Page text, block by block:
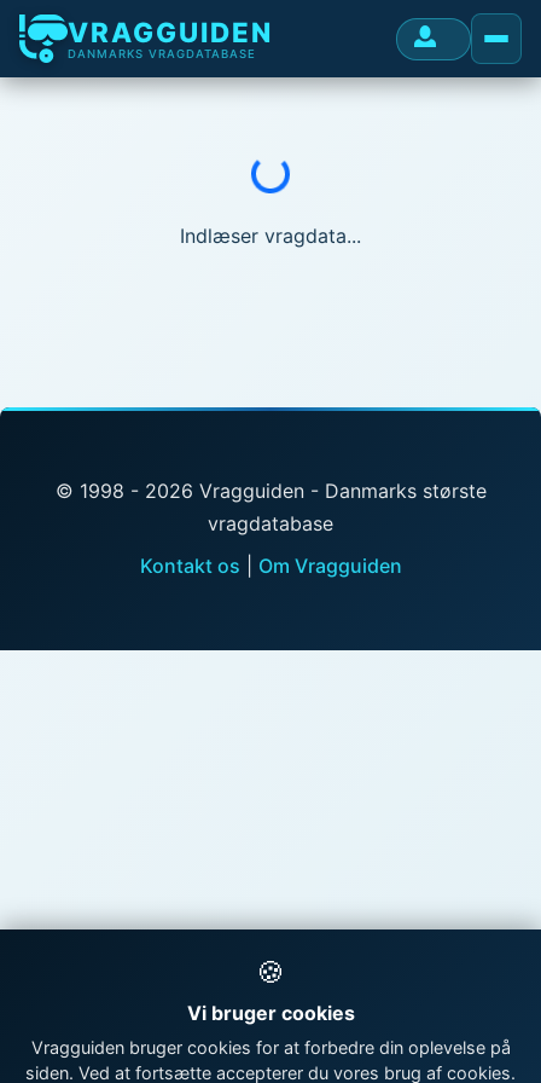
VRAGGUIDEN
DANMARKS VRAGDATABASE
Indlæser...
Indlæser vragdata...
© 1998 - 2026 Vragguiden - Danmarks største
vragdatabase
Kontakt os
Om Vragguiden
🍪
Vi bruger cookies
Vragguiden bruger cookies for at forbedre din oplevelse på
siden. Ved at fortsætte accepterer du vores brug af cookies.